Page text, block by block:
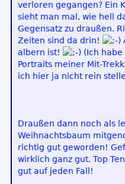
verloren gegangen? Ein
sieht man mal, wie hell
Gegensatz zu draußen.
Zeiten sind da drin!
albern ist!
(Ich
Portraits meiner Mit-
ich hier ja nicht rein
Draußen dann noch als
Weihnachtsbaum
richtig gut geworden!
wirklich ganz gut. Top
gut auf jeden Fall!